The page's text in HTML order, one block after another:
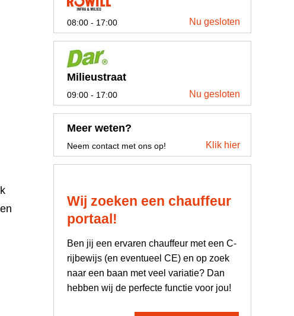
08:00 - 17:00 Nu gesloten
Milieustraat
09:00 - 17:00 Nu gesloten
Meer weten?
Neem contact met ons op! Klik hier
Wij zoeken een chauffeur
portaal!
Ben jij een ervaren chauffeur met een C-
rijbewijs (en eventueel CE) en op zoek
naar een baan met veel variatie? Dan
hebben wij de perfecte functie voor jou!